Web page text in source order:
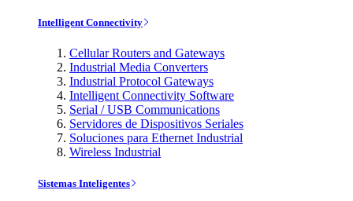
Intelligent Connectivity
Cellular Routers and Gateways
Industrial Media Converters
Industrial Protocol Gateways
Intelligent Connectivity Software
Serial / USB Communications
Servidores de Dispositivos Seriales
Soluciones para Ethernet Industrial
Wireless Industrial
Sistemas Inteligentes